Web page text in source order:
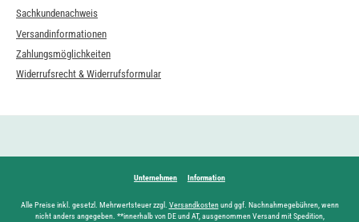
Sachkundenachweis
Versandinformationen
Zahlungsmöglichkeiten
Widerrufsrecht & Widerrufsformular
Unternehmen Information
Alle Preise inkl. gesetzl. Mehrwertsteuer zzgl. Versandkostenund ggf. Nachnahmegebühren, wenn
nicht anders angegeben. **innerhalb von DE und AT, ausgenommen Versand mit Spedition,